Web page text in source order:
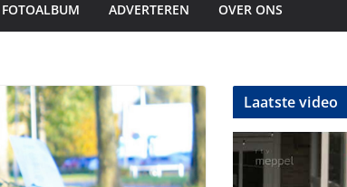
FOTOALBUM ADVERTEREN OVER ONS
Laatste video